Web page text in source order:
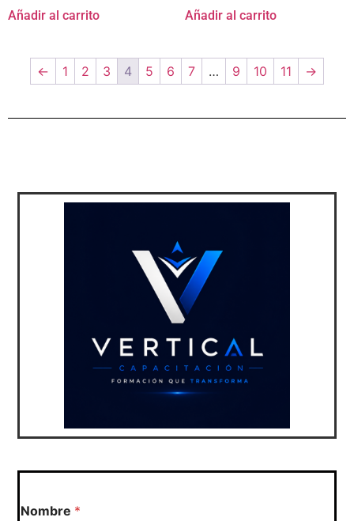
Añadir al carrito Añadir al carrito
← 1 2 3 4 5 6 7 … 9 10 11 →
Nombre *